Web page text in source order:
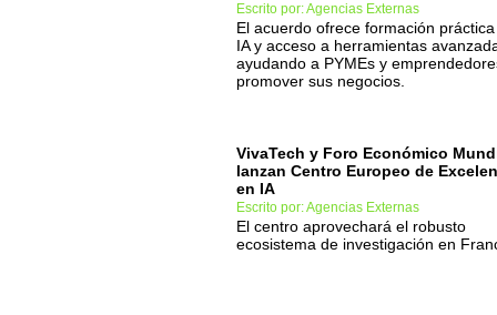
Escrito por: Agencias Externas
El acuerdo ofrece formación
IA y acceso a herramientas
ayudando a PYMEs y
promover sus negocios.
VivaTech y Foro Económico
lanzan Centro Europeo de
en IA
Escrito por: Agencias Externas
El centro aprovechará el robusto
ecosistema de investigación en